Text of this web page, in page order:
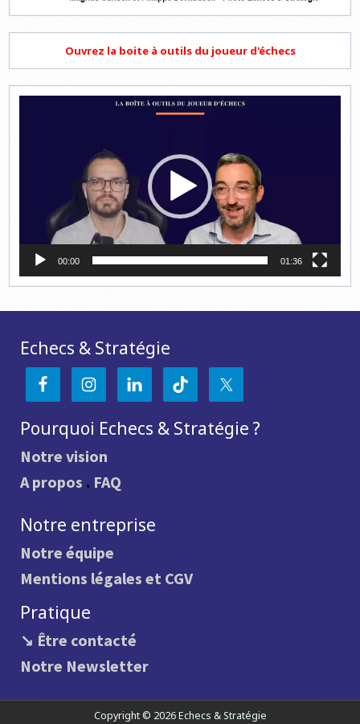
Ouvrez la boite à outils du joueur d'échecs
00:00 01:36
Echecs & Stratégie
Pourquoi Echecs & Stratégie ?
Notre vision
A propos . FAQ
Notre entreprise
Notre équipe
Mentions légales et CGV
Pratique
↘ Être contacté
Notre Newsletter
Copyright © 2026 Echecs & Stratégie